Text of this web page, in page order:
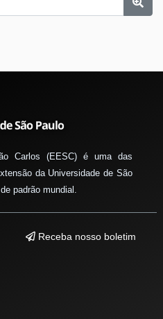
Carlos (EESC) é uma das
da Universidade de São
padrão mundial.
Receba nosso boletim